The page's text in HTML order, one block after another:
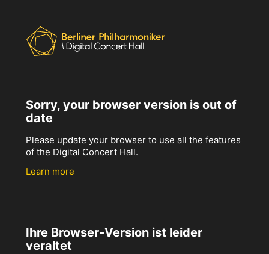
Sorry, your browser version is out of
date
Please update your browser to use all the features
of the Digital Concert Hall.
Learn more
Ihre Browser-Version ist leider
veraltet